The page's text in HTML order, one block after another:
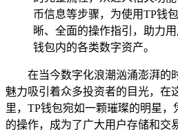
币信息等步骤，为使用TP钱
晰、全面的操作指引，助力
钱包内的各类数字资产。
在当今数字化浪潮汹涌澎湃的
魅力吸引着众多投资者的目光，在
里，TP钱包宛如一颗璀璨的明星
的操作，成为了广大用户存储和交